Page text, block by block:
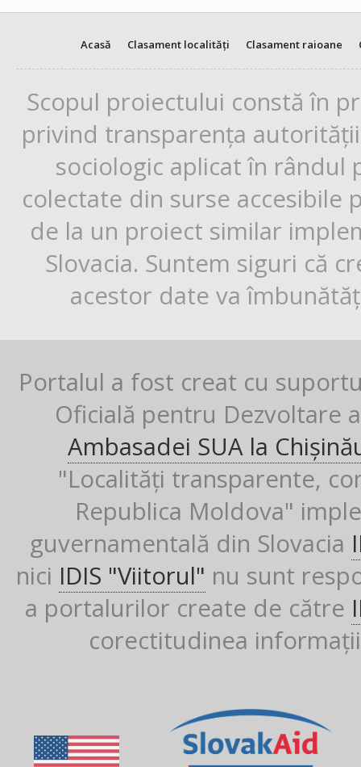
Acasă Clasament localități Clasament raioane
Scopul proiectului constă în
privind transparența
sociologic aplicat în rândul
colectate din surse
de la un proiect similar
Slovacia. Suntem siguri că
acestor date va
Portalul a fost creat cu
Oficială pentru Dezvoltare
Ambasadei SUA la
"Localități transparente,
Republica Moldova"
guvernamentală din Slovacia
nici IDIS "Viitorul" nu sunt
a portalurilor create de către
corectitudinea